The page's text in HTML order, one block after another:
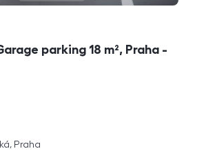
parking 18 m², Praha -
Praha